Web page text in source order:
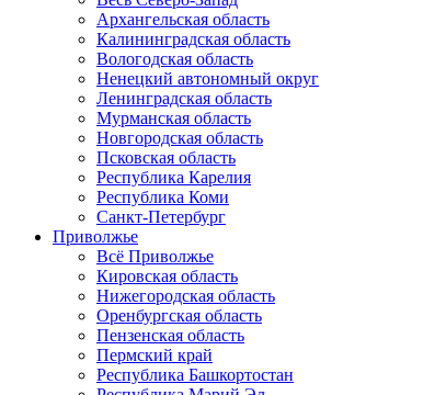
Архангельская область
Калининградская область
Вологодская область
Ненецкий автономный округ
Ленинградская область
Мурманская область
Новгородская область
Псковская область
Республика Карелия
Республика Коми
Санкт-Петербург
Приволжье
Всё Приволжье
Кировская область
Нижегородская область
Оренбургская область
Пензенская область
Пермский край
Республика Башкортостан